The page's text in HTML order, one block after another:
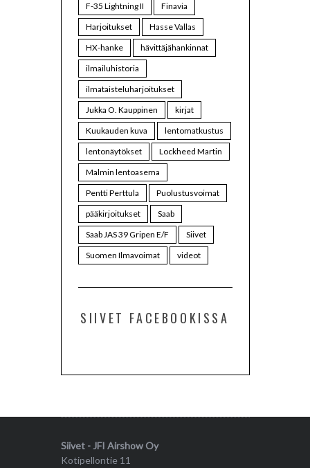
F-35 Lightning II
Finavia
Harjoitukset
Hasse Vallas
HX-hanke
hävittäjähankinnat
ilmailuhistoria
ilmataisteluharjoitukset
Jukka O. Kauppinen
kirjat
Kuukauden kuva
lentomatkustus
lentonäytökset
Lockheed Martin
Malmin lentoasema
Pentti Perttula
Puolustusvoimat
pääkirjoitukset
Saab
Saab JAS 39 Gripen E/F
Siivet
Suomen Ilmavoimat
videot
SIIVET FACEBOOKISSA
Siivet - JFI Airshow Oy
Kotipellontie 11